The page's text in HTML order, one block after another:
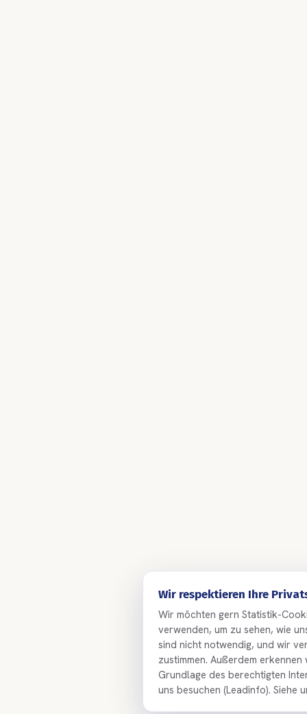
Wir respektieren Ihre
Wir möchten gern Statistik-
verwenden, um zu sehen, wie
sind nicht notwendig, und wir
zustimmen. Außerdem
Grundlage des berechtigten
uns besuchen (Leadinfo). Siehe